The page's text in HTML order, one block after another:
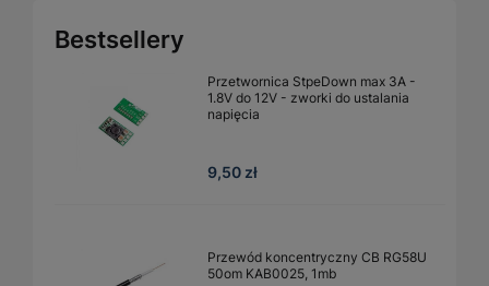
Bestsellery
Przetwornica StpeDown max 3A -
1.8V do 12V - zworki do ustalania
napięcia
9,50 zł
Przewód koncentryczny CB RG58U
50om KAB0025, 1mb